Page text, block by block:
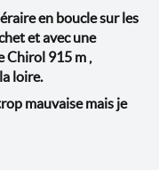
en boucle sur les
et avec une
Chirol 915 m ,
loire.
mauvaise mais je